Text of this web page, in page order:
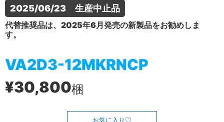
2025/06/23　生産中止品
代替推奨品は、2025年6月発売の新製品をお勧めしま
す。
VA2D3-12MKRNCP
¥30,800梱
お気に入り